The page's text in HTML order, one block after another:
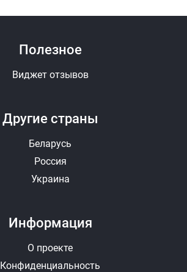
Другие страны
Беларусь
Россия
Украина
Полезное
Виджет отзывов
Информация
О проекте
Конфиденциальность